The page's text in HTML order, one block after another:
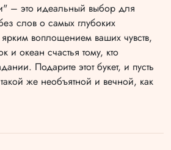
– это идеальный выбор для
слов о самых глубоких
воплощением ваших чувств,
и океан счастья тому, кто
Подарите этот букет, и пусть
же необъятной и вечной, как